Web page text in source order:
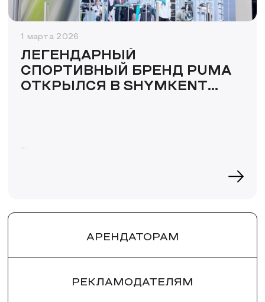
1 марта 2026
ЛЕГЕНДАРНЫЙ
СПОРТИВНЫЙ БРЕНД PUMA
ОТКРЫЛСЯ В SHYMKENT
АРЕНДАТОРАМ
РЕКЛАМОДАТЕЛЯМ